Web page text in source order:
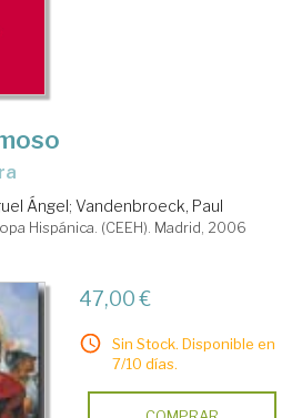
Ángel; Vandenbroeck, Paul
Hispánica. (CEEH). Madrid, 2006
47,00 €
Sin Stock. Disponible en
7/10 días.